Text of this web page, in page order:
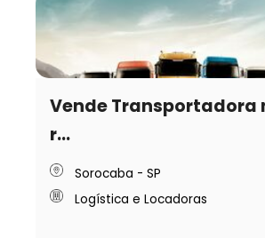
Vende Transportadora
r...
Sorocaba - SP
Logística e Locadoras